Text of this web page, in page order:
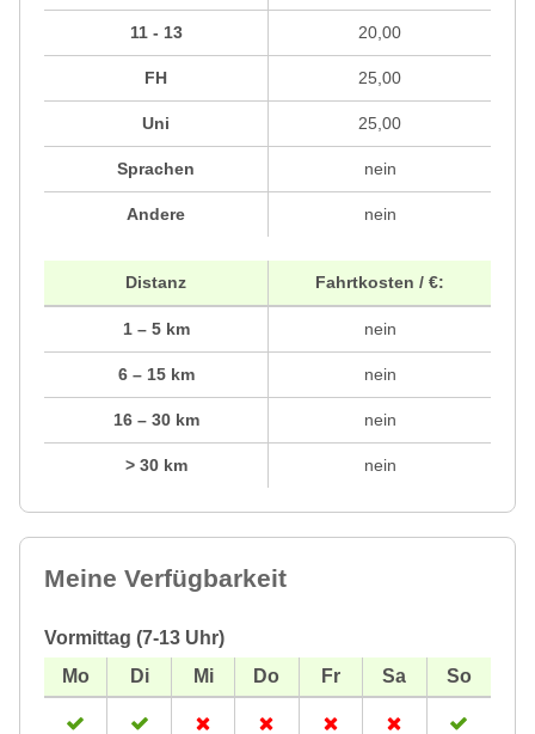
11 - 13
FH
Uni
Sprachen
Andere
20,00
25,00
25,00
nein
nein
Distanz
1 – 5 km
6 – 15 km
16 – 30 km
> 30 km
Fahrtkosten / €:
nein
nein
nein
nein
Meine Verfügbarkeit
Vormittag (7-13 Uhr)